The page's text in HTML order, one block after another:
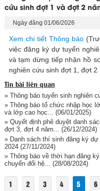
cứu sinh đợt 1 và đợt 2
Ngày đăng 01/06/2026
Xem chi tiết Thông báo
việc đăng ký dự tuyển
và tạm dừng tiếp nhận hồ
nghiên cứu sinh đợt 1, đợt
Tin bài liên quan
» Thông báo tuyển sinh nghiên
» Thông báo tổ chức nhập học
và lớp cao học... (06/01/2025)
» Quyết định phê duyệt danh
đợt 3, đợt 4 năm... (26/12/2024)
» Danh sách thí sinh đăng ký
2024(27/11/2024)
» Thông báo về thời hạn đăng
chuyển đổi hệ... (28/08/2024)
1 2 3 4 5 6